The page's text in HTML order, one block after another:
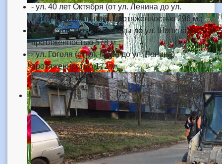
- ул. 40 лет Октября (от ул. Ленина до ул.
Интернациональной), протяженностью 296 м.;
- ул. Чехова (от ул. Победы до ул. Шопина),
протяженностью 578 м.;
- ул. Гоголя (от ул. Мира до ул. Ленина),
протяженностью 172 м.